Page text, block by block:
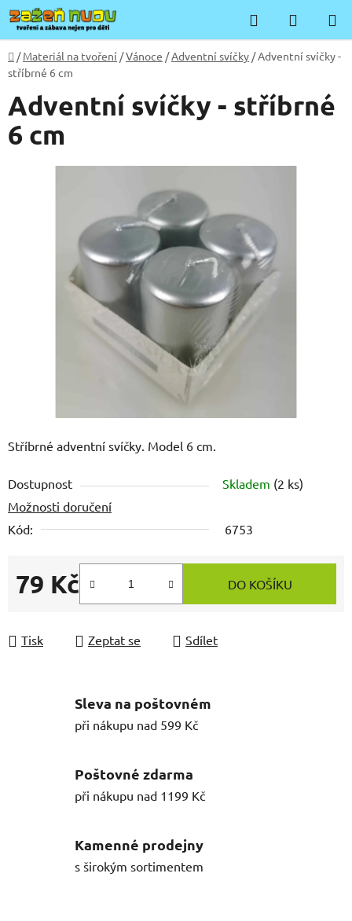
Přejít
na
obsah
Hledat
KOŠÍK
Domů
/ Materiál na tvoření /Vánoce /Adventní svíčky /Adventní svíčky -
stříbrné 6 cm
Stříbrné adventní svíčky. Model 6 cm.
Dostupnost Skladem (2 ks)
Možnosti doručení
Kód:
6753
79 Kč
Měrná cena:
DO KOŠÍKU
Tisk Zeptat se Sdílet
Adventní svíčky - stříbrné
6 cm
Sleva na poštovném
při nákupu nad 599 Kč
Poštovné zdarma
při nákupu nad 1199 Kč
Kamenné prodejny
s širokým sortimentem